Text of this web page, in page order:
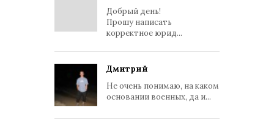
Добрый день!
Прошу написать
корректное юрид...
Дмитрий
Не очень понимаю, на каком
основании военных, да и...